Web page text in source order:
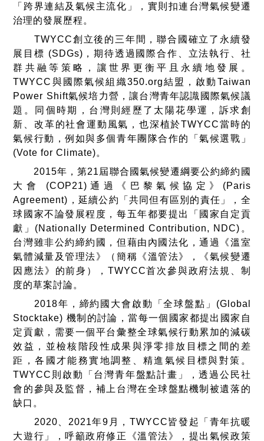
「跨界連結及氣候主流化」，實則扣連台灣氣候變遷
治理的發展歷程。
TWYCC創立後的三年間，聯合國確立了永續發
展目標 (SDGs)，期待透過國際合作、立法執行、社
群共融等策略，讓世界更衡平且永續地發展。
TWYCC與國際氣候組織350.org結盟，啟動Taiwan
Power Shift氣候培力營，讓台灣青年認識國際氣候議
題。同個時期，台灣則經歷了太陽花學運，訴求創
新、改革的社會運動風氣，也深植於TWYCC當時的
氣候行動，例如與多個青年團隊合作的「氣候選戰」
(Vote for Climate)。
2015年，第21屆聯合國氣候變遷綱要公約締約國
大會 (COP21)通過《巴黎氣候協定》(Paris
Agreement)，延續公約「共同但有區別的責任」，全
球國家不論發展程度，每五年都要提出「國家自定貢
獻」(Nationally Determined Contribution, NDC)。
台灣雖非公約締約國，但藉由內國法化，通過《溫室
氣體減量及管理法》（簡稱《溫管法》，《氣候變遷
因應法》的前身），TWYCC首次參與政府法規、制
度的草案討論。
2018年，締約國大會啟動「全球盤點」(Global
Stocktake) 機制的討論，當每一個國家都提出國家自
定貢獻，需要一個平台彙整全球氣候行動累加的減碳
效益，並檢核階段性成果與淨零排放目標之間的差
距，各國才能務實地調整、精進氣候目標與對策。
TWYCC則啟動「台灣青年盤點計畫」，透過公民社
會的參與及監督，補上台灣在全球盤點機制被遺落的
缺口。
2020、2021年9月，TWYCC皆發起「青年抗暖
大遊行」，呼籲政府修正《溫管法》，提出氣候政策